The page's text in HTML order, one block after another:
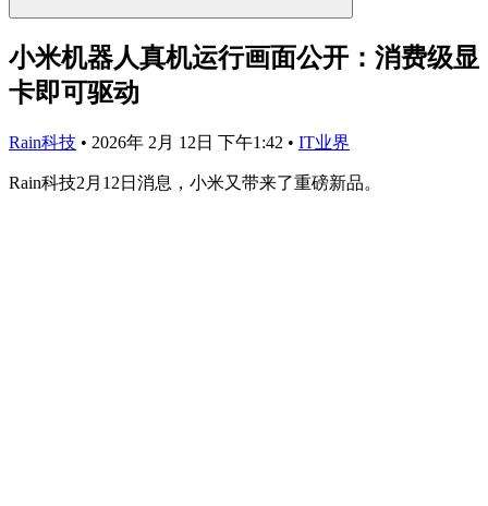
小米机器人真机运行画面公开：消费级显
卡即可驱动
Rain科技 • 2026年 2月 12日 下午1:42 • IT业界
Rain科技2月12日消息，小米又带来了重磅新品。